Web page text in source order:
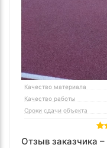
Качество материала
Качество работы
Сроки сдачи объекта
Отзыв заказчика –